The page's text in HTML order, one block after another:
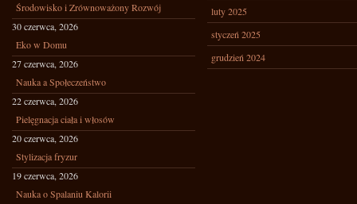
Środowisko i Zrównoważony Rozwój
30 czerwca, 2026
Eko w Domu
27 czerwca, 2026
Nauka a Społeczeństwo
22 czerwca, 2026
Pielęgnacja ciała i włosów
20 czerwca, 2026
Stylizacja fryzur
19 czerwca, 2026
Nauka o Spalaniu Kalorii
luty 2025
styczeń 2025
grudzień 2024